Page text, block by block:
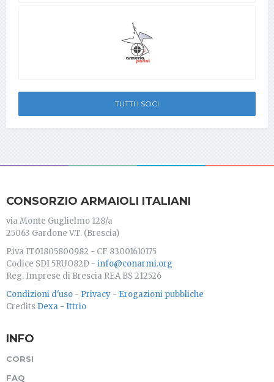
TUTTI I SOCI
CONSORZIO ARMAIOLI ITALIANI
via Monte Guglielmo 128/a
25063 Gardone V.T. (Brescia)
P.iva IT01805800982 - CF 83001610175
Codice SDI 5RUO82D - info@conarmi.org
Reg. Imprese di Brescia REA BS 212526
Condizioni d'uso - Privacy - Erogazioni pubbliche
Credits Dexa - Ittrio
INFO
CORSI
FAQ